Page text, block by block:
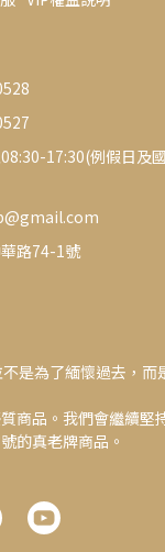
17:30(例假日及
路74-1號
是為了緬懷過去，而
商品。我們會繼續堅
的真老牌商品。